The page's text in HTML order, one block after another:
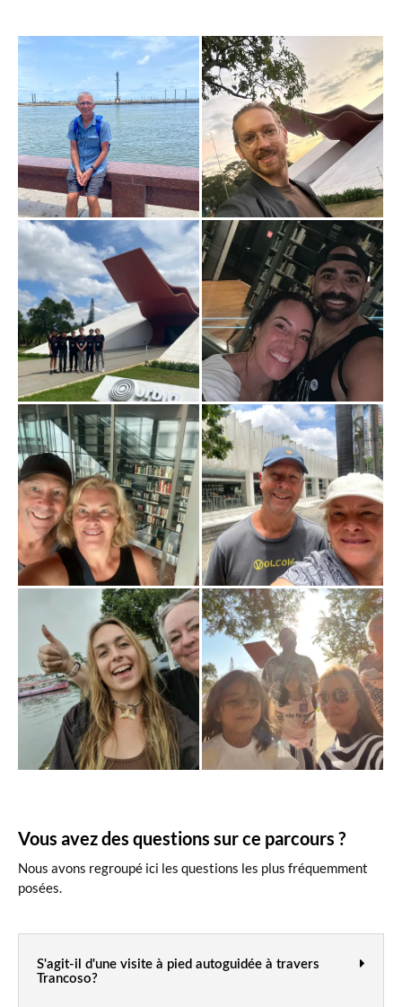
Vous avez des questions sur ce parcours ?
Nous avons regroupé ici les questions les plus fréquemment
posées.
S'agit-il d'une visite à pied autoguidée à travers
Trancoso?